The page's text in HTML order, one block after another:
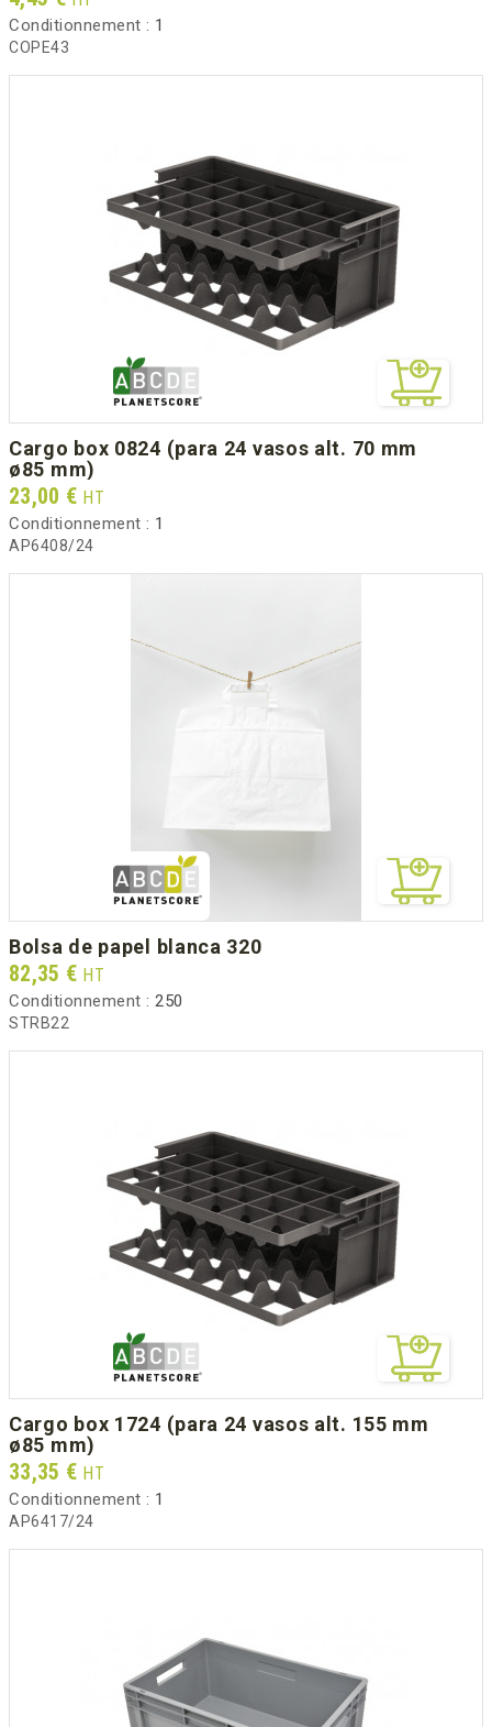
Conditionnement : 1
COPE43
cargo box 0824 (para 24 vasos alt. 70 mm
ø85 mm)
Prix
23,00 € HT
Conditionnement : 1
AP6408/24
bolsa de papel blanca 320
Prix
82,35 € HT
Conditionnement : 250
STRB22
cargo box 1724 (para 24 vasos alt. 155 mm
ø85 mm)
Prix
33,35 € HT
Conditionnement : 1
AP6417/24